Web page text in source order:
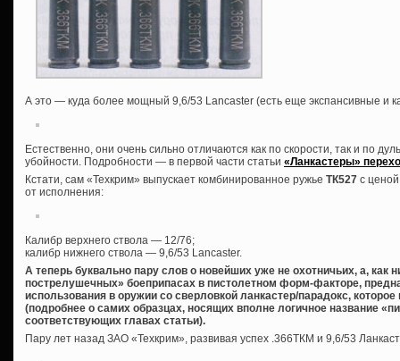
А это — куда более мощный 9,6/53 Lancaster (есть еще экспансивные и
Естественно, они очень сильно отличаются как по скорости, так и по
убойности. Подробности — в первой части статьи «Ланкастеры»
Кстати, сам «Техкрим» выпускает комбинированное ружье ТК527 с
от исполнения:
Калибр верхнего ствола — 12/76;
калибр нижнего ствола — 9,6/53 Lancaster.
А теперь буквально пару слов о новейших уже не охотничьих, а, как
пострелушечных» боеприпасах в пистолетном форм-факторе,
использования в оружии со сверловкой ланкастер/парадокс,
(подробнее о самих образцах, носящих вполне логичное название
соответствующих главах статьи).
Пару лет назад ЗАО «Техкрим», развивая успех .366ТКМ и 9,6/53